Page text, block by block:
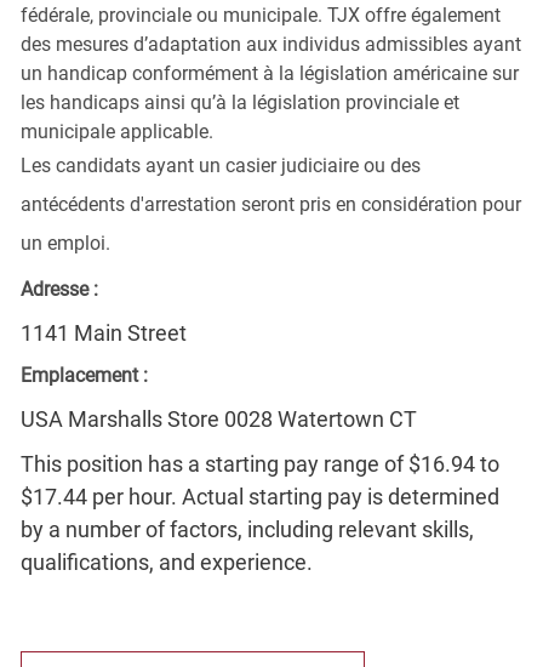
fédérale, provinciale ou municipale. TJX offre également
des mesures d’adaptation aux individus admissibles ayant
un handicap conformément à la législation américaine sur
les handicaps ainsi qu’à la législation provinciale et
municipale applicable.
Les candidats ayant un casier judiciaire ou des
antécédents d'arrestation seront pris en considération pour
un emploi.
Adresse :
1141 Main Street
Emplacement :
USA Marshalls Store 0028 Watertown CT
This position has a starting pay range of $16.94 to
$17.44 per hour. Actual starting pay is determined
by a number of factors, including relevant skills,
qualifications, and experience.